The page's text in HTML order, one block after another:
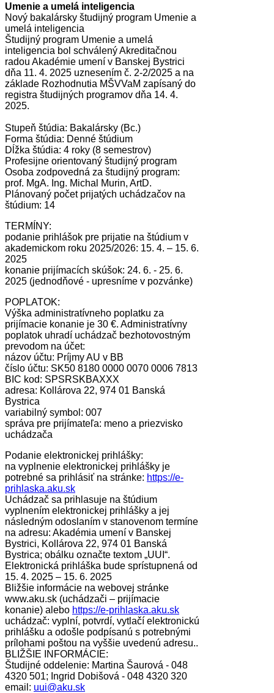
Umenie a umelá inteligencia
Nový bakalársky študijný program Umenie a
umelá inteligencia
Študijný program Umenie a umelá
inteligencia bol schválený Akreditačnou
radou Akadémie umení v Banskej Bystrici
dňa 11. 4. 2025 uznesením č. 2-2/2025 a na
základe Rozhodnutia MŠVVaM zapísaný do
registra študijných programov dňa 14. 4.
2025.
Stupeň štúdia: Bakalársky (Bc.)
Forma štúdia: Denné štúdium
Dĺžka štúdia: 4 roky (8 semestrov)
Profesijne orientovaný študijný program
Osoba zodpovedná za študijný program:
prof. MgA. Ing. Michal Murin, ArtD.
Plánovaný počet prijatých uchádzačov na
štúdium: 14
TERMÍNY:
podanie prihlášok pre prijatie na štúdium v
akademickom roku 2025/2026: 15. 4. – 15. 6.
2025
konanie prijímacích skúšok: 24. 6. - 25. 6.
2025 (jednodňové - upresníme v pozvánke)
POPLATOK:
Výška administratívneho poplatku za
prijímacie konanie je 30 €. Administratívny
poplatok uhradí uchádzač bezhotovostným
prevodom na účet:
názov účtu: Príjmy AU v BB
číslo účtu: SK50 8180 0000 0070 0006 7813
BIC kod: SPSRSKBAXXX
adresa: Kollárova 22, 974 01 Banská
Bystrica
variabilný symbol: 007
správa pre prijímateľa: meno a priezvisko
uchádzača
Podanie elektronickej prihlášky:
na vyplnenie elektronickej prihlášky je
potrebné sa prihlásiť na stránke: https://e-
prihlaska.aku.sk
Uchádzač sa prihlasuje na štúdium
vyplnením elektronickej prihlášky a jej
následným odoslaním v stanovenom termíne
na adresu: Akadémia umení v Banskej
Bystrici, Kollárova 22, 974 01 Banská
Bystrica; obálku označte textom „UUI“.
Elektronická prihláška bude sprístupnená od
15. 4. 2025 – 15. 6. 2025
Bližšie informácie na webovej stránke
www.aku.sk (uchádzači – prijímacie
konanie) alebo https://e-prihlaska.aku.sk
uchádzač: vyplní, potvrdí, vytlačí elektronickú
prihlášku a odošle podpísanú s potrebnými
prílohami poštou na vyššie uvedenú adresu..
BLIŽŠIE INFORMÁCIE:
Študijné oddelenie: Martina Šaurová - 048
4320 501; Ingrid Dobišová - 048 4320 320
email: uui@aku.sk